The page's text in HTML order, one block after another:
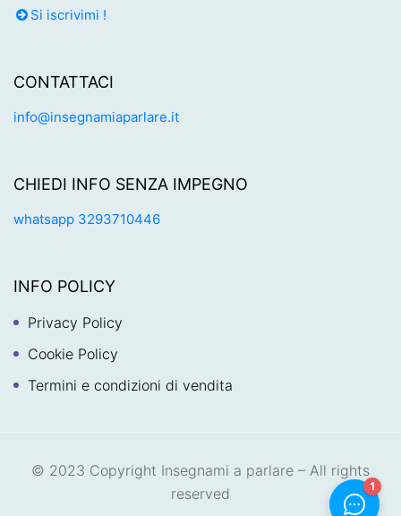
Si iscrivimi !
CONTATTACI
info@insegnamiaparlare.it
CHIEDI INFO SENZA IMPEGNO
whatsapp 3293710446
INFO POLICY
Privacy Policy
Cookie Policy
Termini e condizioni di vendita
© 2023 Copyright Insegnami a parlare – All rights
reserved